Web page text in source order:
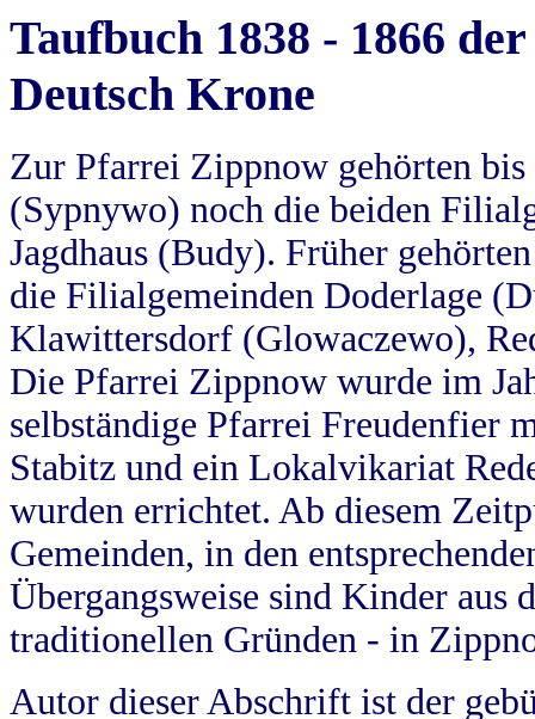
Taufbuch 1838 - 1866
Deutsch Krone
Zur Pfarrei Zippnow gehörten
(Sypnywo) noch die beiden
Jagdhaus (Budy). Früher
die Filialgemeinden Doderlage
Klawittersdorf (Glowaczewo),
Die Pfarrei Zippnow wurde im
selbständige Pfarrei Freudenfier
Stabitz und ein Lokalvikariat
wurden errichtet. Ab diesem
Gemeinden, in den
Übergangsweise sind Kinder aus
traditionellen Gründen - in
Autor dieser Abschrift ist der